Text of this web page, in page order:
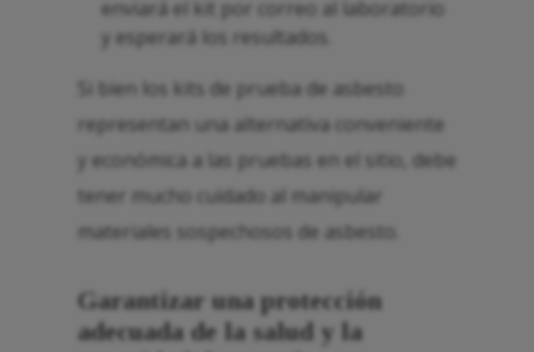
enviará el kit por correo al laboratorio
y esperará los resultados.
Si bien los kits de prueba de asbesto
representan una alternativa conveniente
y económica a las pruebas en el sitio, debe
tener mucho cuidado al manipular
materiales sospechosos de asbesto.
Garantizar una protección
adecuada de la salud y la